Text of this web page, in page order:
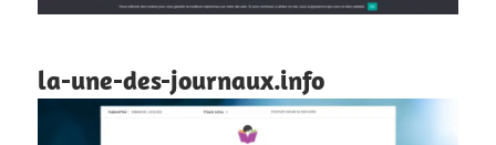
la-une-des-journaux.info